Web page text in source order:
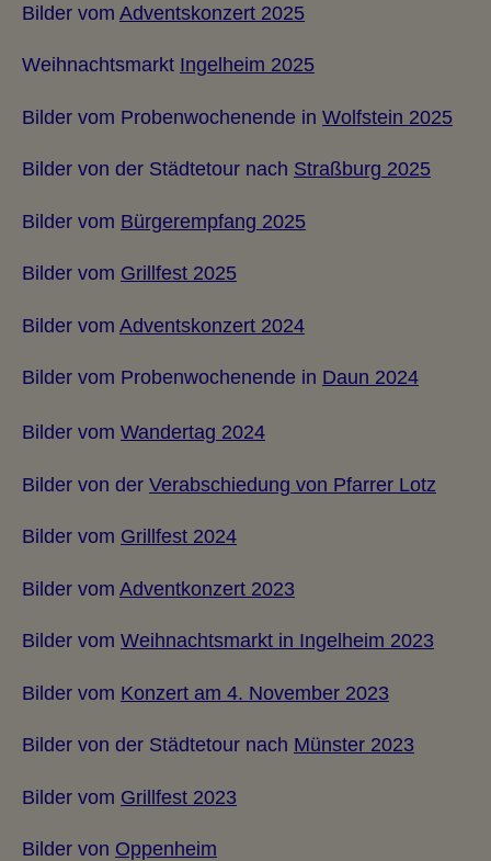
Bilder vom Adventskonzert 2025
Weihnachtsmarkt Ingelheim 2025
Bilder vom Probenwochenende in Wolfstein 2025
Bilder von der Städtetour nach Straßburg 2025
Bilder vom Bürgerempfang 2025
Bilder vom Grillfest 2025
Bilder vom Adventskonzert 2024
Bilder vom Probenwochenende in Daun 2024
Bilder vom Wandertag 2024
Bilder von der Verabschiedung von Pfarrer Lotz
Bilder vom Grillfest 2024
Bilder vom Adventkonzert 2023
Bilder vom Weihnachtsmarkt in Ingelheim 2023
Bilder vom Konzert am 4. November 2023
Bilder von der Städtetour nach Münster 2023
Bilder vom Grillfest 2023
Bilder von Oppenheim